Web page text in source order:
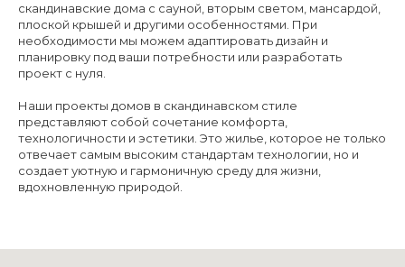
скандинавские дома с сауной, вторым светом, мансардой,
плоской крышей и другими особенностями. При
необходимости мы можем адаптировать дизайн и
планировку под ваши потребности или разработать
проект с нуля.
Наши проекты домов в скандинавском стиле
представляют собой сочетание комфорта,
технологичности и эстетики. Это жилье, которое не только
отвечает самым высоким стандартам технологии, но и
создает уютную и гармоничную среду для жизни,
вдохновленную природой.